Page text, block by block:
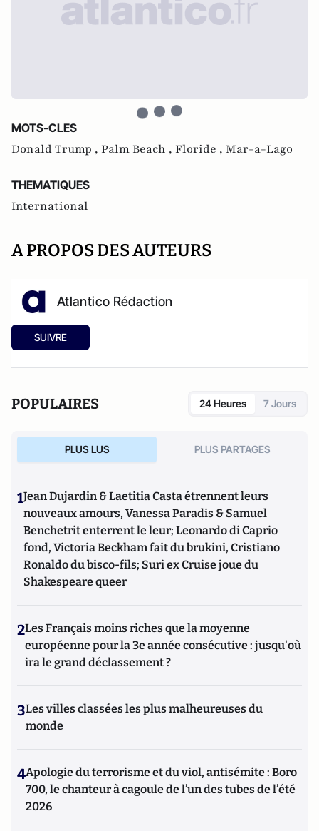
MOTS-CLES
Donald Trump , Palm Beach , Floride , Mar-a-Lago
THEMATIQUES
International
A PROPOS DES AUTEURS
Atlantico Rédaction
SUIVRE
POPULAIRES 24 Heures 7 Jours
PLUS LUS PLUS PARTAGES
1Jean Dujardin & Laetitia Casta étrennent leurs
nouveaux amours, Vanessa Paradis & Samuel
Benchetrit enterrent le leur; Leonardo di Caprio
fond, Victoria Beckham fait du brukini, Cristiano
Ronaldo du bisco-fils; Suri ex Cruise joue du
Shakespeare queer
2Les Français moins riches que la moyenne
européenne pour la 3e année consécutive : jusqu'où
ira le grand déclassement ?
3Les villes classées les plus malheureuses du
monde
4Apologie du terrorisme et du viol, antisémite : Boro
700, le chanteur à cagoule de l’un des tubes de l’été
2026